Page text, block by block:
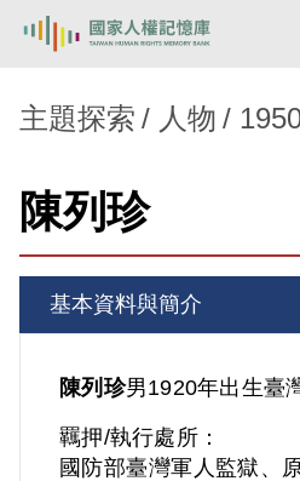
新生訓導處
主題探索
背景知識
關於我們
意見信箱
主題探索 人物
陳列珍
基本資料與簡介
陳列珍男1920年出生臺
羈押/執行處所：
國防部臺灣軍人監獄、